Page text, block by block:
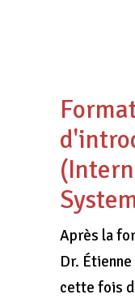
Après la
Dr.
cette fois